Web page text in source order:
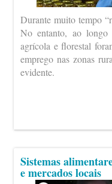
Durante muito tempo
No entanto, ao longo
agrícola e florestal
emprego nas zonas
evidente.
Sistemas
e mercados locais